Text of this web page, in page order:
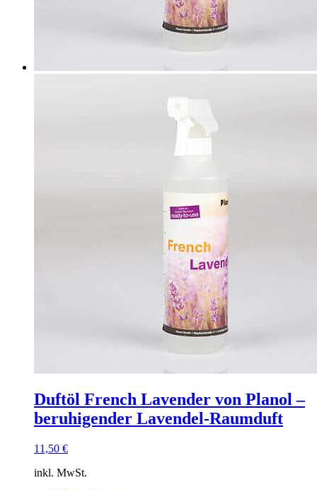
Duftöl French Lavender von Planol –
beruhigender Lavendel-Raumduft
11,50 €
inkl. MwSt.